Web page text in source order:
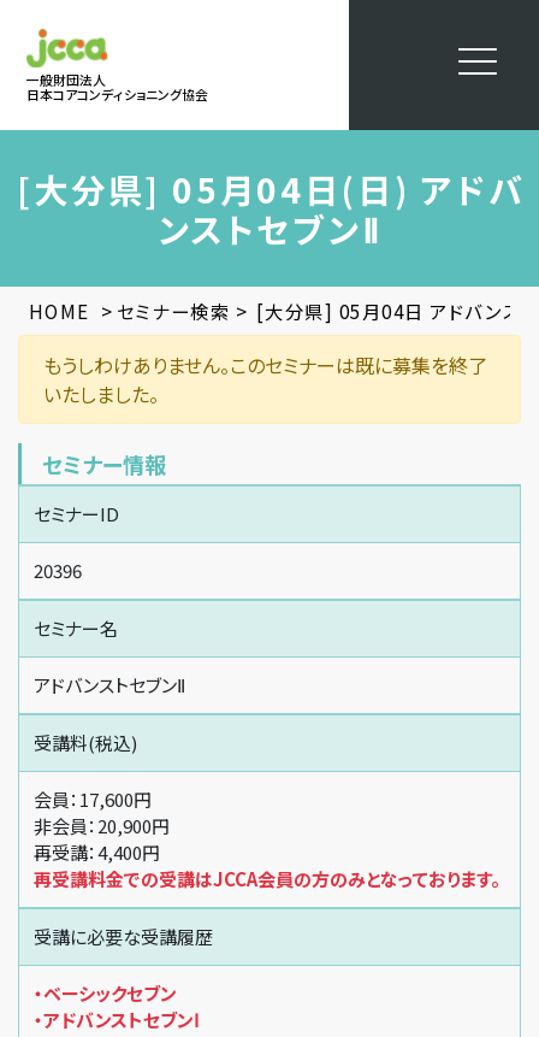
一般財団法人
日本コアコンディショニング協会
[大分県] 05月04日(日) アドバ
ンストセブンⅡ
HOME > セミナー検索 > [大分県] 05月04日 アドバンスト
もうしわけありません。このセミナーは既に募集を終了
いたしました。
セミナー情報
セミナーID
20396
セミナー名
アドバンストセブンⅡ
受講料(税込)
会員：17,600円
非会員：20,900円
再受講：4,400円
再受講料金での受講はJCCA会員の方のみとなっております。
受講に必要な受講履歴
・ベーシックセブン
・アドバンストセブンⅠ